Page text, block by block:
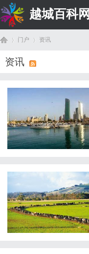
越城百科网
门户 资讯
资讯